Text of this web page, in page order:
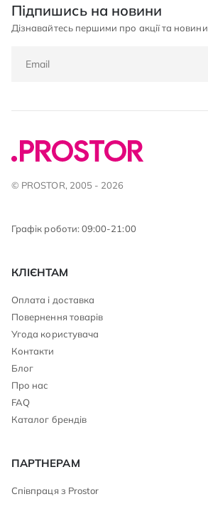
Підпишись на новини
Дізнавайтесь першими про акції та новини
© PROSTOR, 2005 - 2026
Графік роботи: 09:00-21:00
КЛІЄНТАМ
Оплата і доставка
Повернення товарів
Угода користувача
Контакти
Блог
Про нас
FAQ
Каталог брендів
ПАРТНЕРАМ
Співпраця з Prostor